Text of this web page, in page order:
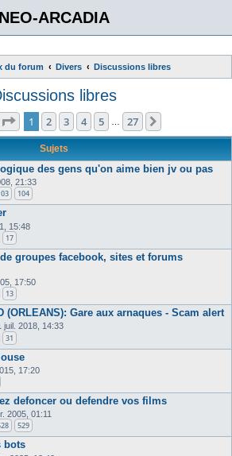
NEO-ARCADIA
du forum Divers Discussions libres
libres
Page 1sur27
1 2 3 4 5 27
Sujets
des gens qu'on aime bien jv ou pas
21:33
104
15:48
17
groupes facebook, sites et forums
17:50
13
(ORLEANS): Gare aux arnaques - Scam alert
juil. 2018, 14:33
31
17:20
defoncer ou defendre vos films
2005, 01:11
529
bots